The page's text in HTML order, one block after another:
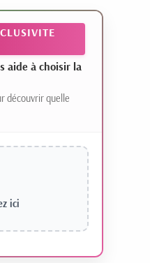
aide à choisir la
découvrir quelle
ici